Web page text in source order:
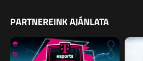
PARTNEREINK AJÁNLATA